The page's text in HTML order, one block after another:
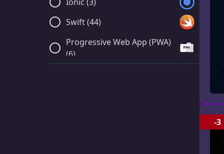
Swift (44)
Progressive Web App (PWA)
(6)
-3